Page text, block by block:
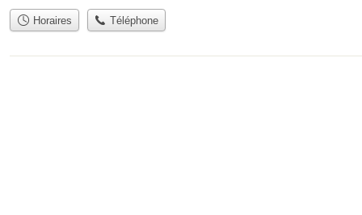
Horaires Téléphone